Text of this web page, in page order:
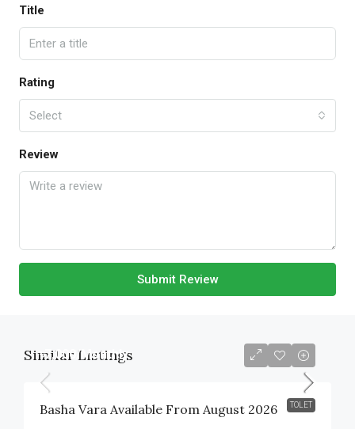
Title
Rating
Select
Review
Submit Review
Similar Listings
TOLET
৳7,000 /Monthly
Basha Vara Available From August 2026